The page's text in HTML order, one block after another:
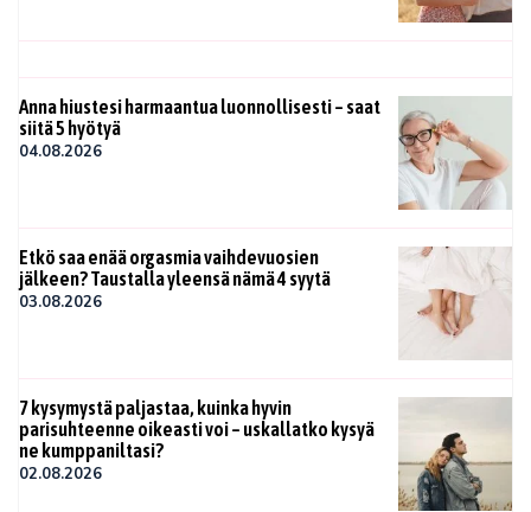
Anna hiustesi harmaantua luonnollisesti – saat
siitä 5 hyötyä
04.08.2026
Etkö saa enää orgasmia vaihdevuosien
jälkeen? Taustalla yleensä nämä 4 syytä
03.08.2026
7 kysymystä paljastaa, kuinka hyvin
parisuhteenne oikeasti voi – uskallatko kysyä
ne kumppaniltasi?
02.08.2026